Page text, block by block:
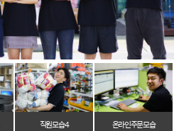
직원 모습 4 온라인 주문 모습